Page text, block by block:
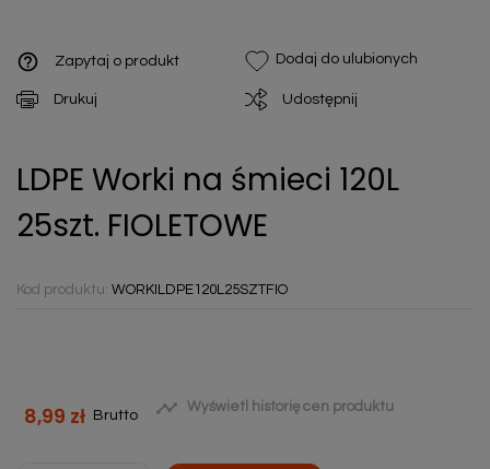
help_outline Zapytaj o produkt Dodaj do ulubionych
Drukuj Udostępnij
LDPE Worki na śmieci 120L
25szt. FIOLETOWE
Kod produktu: WORKILDPE120L25SZTFIO
8,99 zł Brutto  Wyświetl historię cen produktu